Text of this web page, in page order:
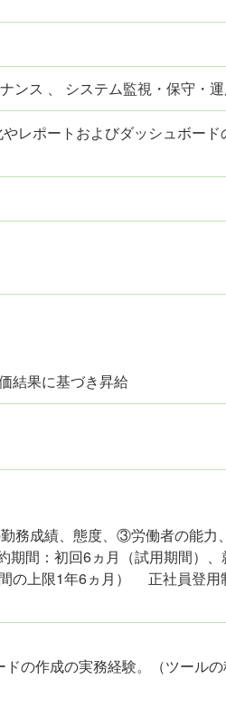
ンス 、 システム監視・保守・
レポートおよびダッシュボード
結果に基づき昇給
務成績、態度、③労働者の能力
間：初回6ヵ月（試用期間）、
の上限1年6ヵ月） 正社員登
の作成の実務経験。（ツール